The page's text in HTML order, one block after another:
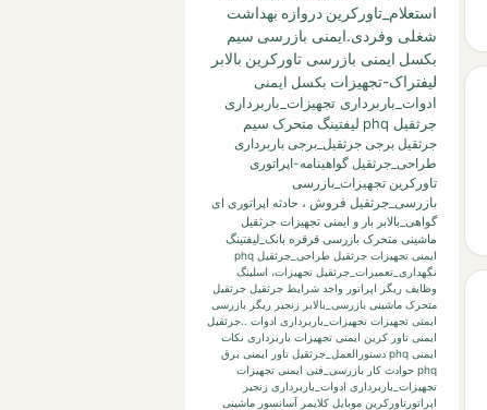
استعلام_تاورکرین دروازه بهداشت
شغلی وفردی.ایمنی بازرسی سیم
بکسل ایمنی بازرسی تاورکرین بالابر
لیفتراک-تجهیزات بکسل ایمنی
ادوات_باربرداری تجهیزات_باربرداری
جرثقیل phq
لیفتینگ متحرک سیم
جرثقیل برجی جرثقیل_برجی باربرداری
طراحی_جرثقیل گواهینامه-اپراتوری
تاورکرین تجهیزات_بازرسی
بازرسی_جرثقیل فروش ، حادثه اپراتوری ای
گواهی_بالابر بار و ایمنی تجهیزات جرثقیل
ماشینی متحرک بازرسی قرقره بانک_لیفتینگ
ایمنی تجهیزات جرثقیل طراحی_جرثقیل phq
نگهداری_تعمیرات_جرثقیل تجهیزات، اسلینگ
وظایف ریگر اپراتور واجد شرایط جرثقیل جرثقیل
متحرک ماشینی بازرسی_بالابر زنجیر ریگر بازرسی
ایمنی تجهیزات تجهیزات_باربرداری ادوات ..جرثقیل
ایمنی تاور کرین ایمنی تجهیزات باربرداری نکات
ایمنی phq
دستورالعمل_جرثقیل تاور ایمنی برق
phq حوادث کار بازرسی_فنی
ایمنی تجهیزات
تجهیزات_باربرداری ادوات_باربرداری زنجیر
اپراتورتاورکرین موبایل کلایمر آسانسور ماشینی